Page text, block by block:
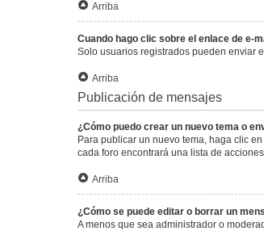
Arriba
Cuando hago clic sobre el enlace de e-
Solo usuarios registrados pueden enviar
Arriba
Publicación de mensajes
¿Cómo puedo crear un nuevo tema o
Para publicar un nuevo tema, haga clic
cada foro encontrará una lista de
Arriba
¿Cómo se puede editar o borrar un
A menos que sea administrador o